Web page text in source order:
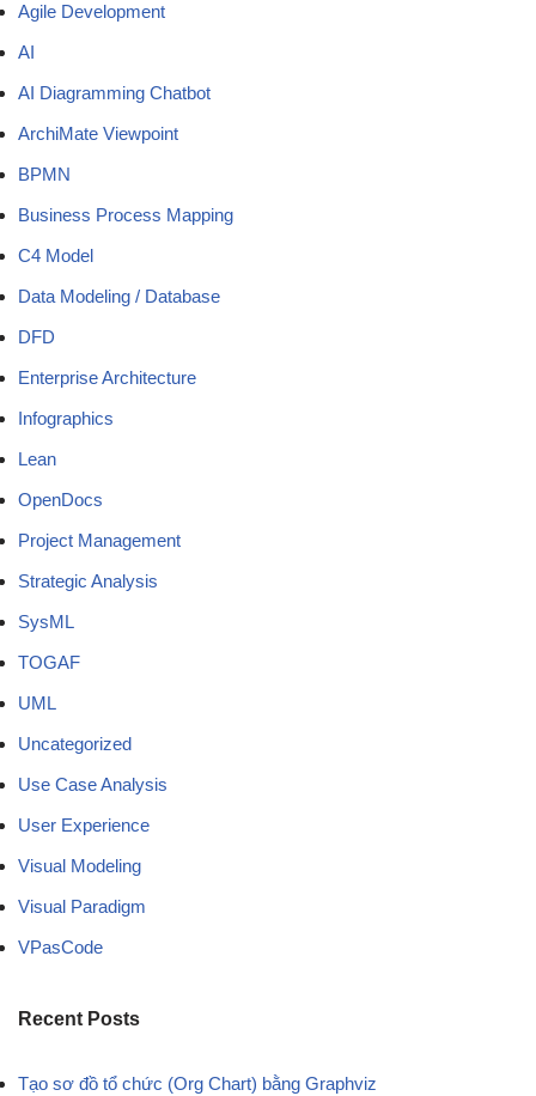
Agile Development
AI
AI Diagramming Chatbot
ArchiMate Viewpoint
BPMN
Business Process Mapping
C4 Model
Data Modeling / Database
DFD
Enterprise Architecture
Infographics
Lean
OpenDocs
Project Management
Strategic Analysis
SysML
TOGAF
UML
Uncategorized
Use Case Analysis
User Experience
Visual Modeling
Visual Paradigm
VPasCode
Recent Posts
Tạo sơ đồ tổ chức (Org Chart) bằng Graphviz